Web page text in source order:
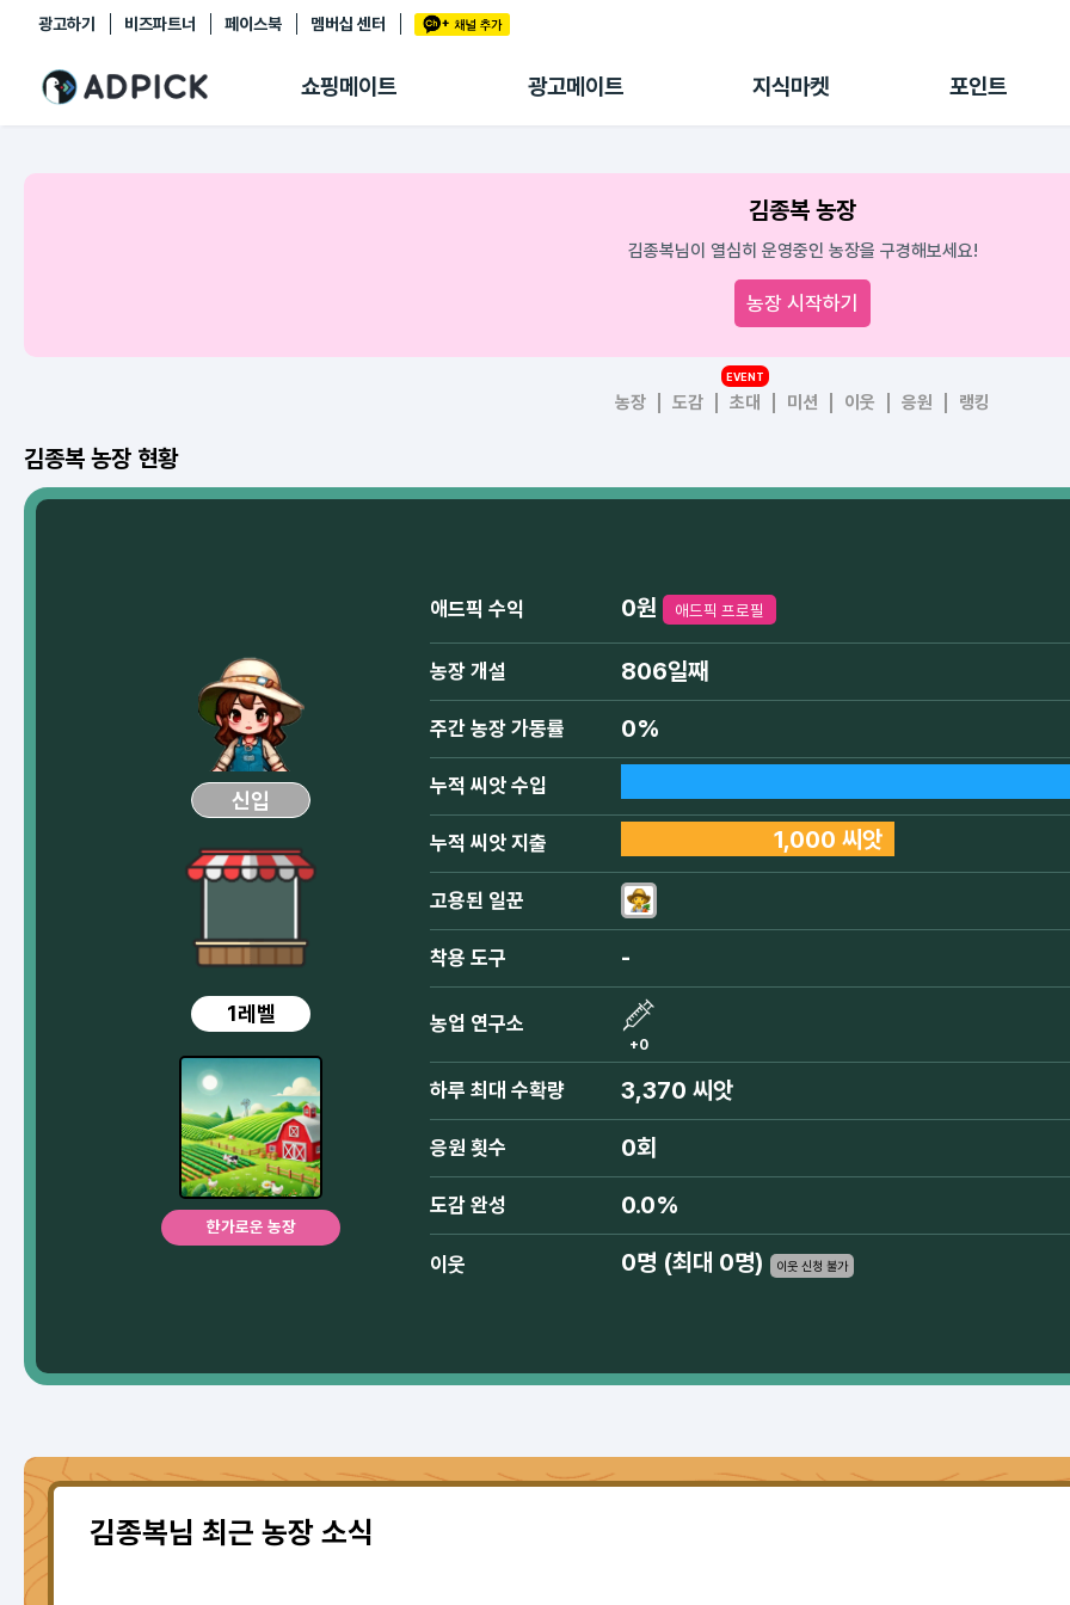
광고하기 비즈파트너 페이스북 멤버십 센터
쇼핑메이트 광고메이트 지식마켓 포인트
추천상품
쇼핑 에이전트
링크관리
광고리포트
출석 룰렛
후원
김종복 농장
김종복님이 열심히 운영중인 농장을 구경해보세요!
농장 시작하기
농장 도감 초대
EVENT
미션 이웃 응원 랭킹
김종복 농장 현황
신입
1레벨
한가로운 농장
애드픽 수익 0원 애드픽 프로필
농장 개설 806일째
주간 농장 가동률 0%
누적 씨앗 수입
누적 씨앗 지출 1,000 씨앗
고용된 일꾼
착용 도구 -
농업 연구소
+0
하루 최대 수확량 3,370 씨앗
응원 횟수 0회
도감 완성 0.0%
이웃 0명 (최대 0명) 이웃 신청 불가
김종복님 최근 농장 소식